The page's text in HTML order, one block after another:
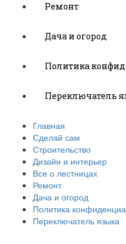
Ремонт
Дача и огород
Политика
Переключатель
Главная
Сделай сам
Строительство
Дизайн и интерьер
Все о лестницах
Ремонт
Дача и огород
Политика
Переключатель языка